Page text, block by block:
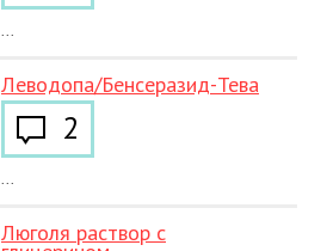
...
Леводопа/Бенсеразид-Тева
2
...
Люголя раствор с